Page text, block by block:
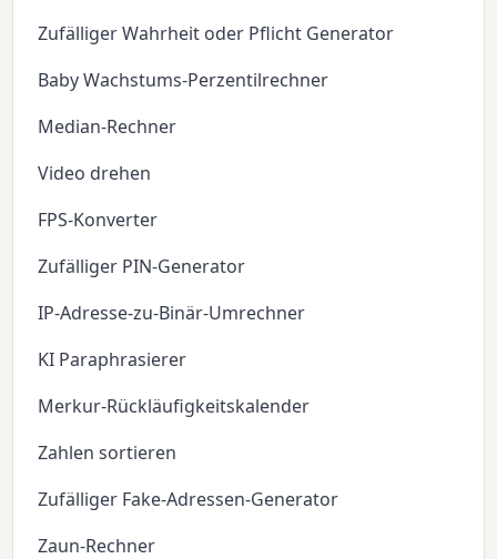
Zufälliger Wahrheit oder Pflicht Generator
Baby Wachstums-Perzentilrechner
Median-Rechner
Video drehen
FPS-Konverter
Zufälliger PIN-Generator
IP-Adresse-zu-Binär-Umrechner
KI Paraphrasierer
Merkur-Rückläufigkeitskalender
Zahlen sortieren
Zufälliger Fake-Adressen-Generator
Zaun-Rechner